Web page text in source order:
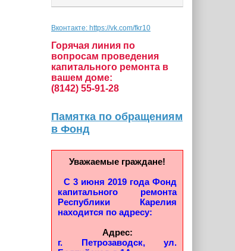
Вконтакте: https://vk.com/fkr10
Горячая линия по
вопросам проведения
капитального ремонта в
вашем доме:
(8142) 55-91-28
Памятка по обращениям
в Фонд
Уважаемые граждане!
С 3 июня 2019 года Фонд
капитального ремонта
Республики Карелия
находится по адресу:
Адрес:
г. Петрозаводск, ул.